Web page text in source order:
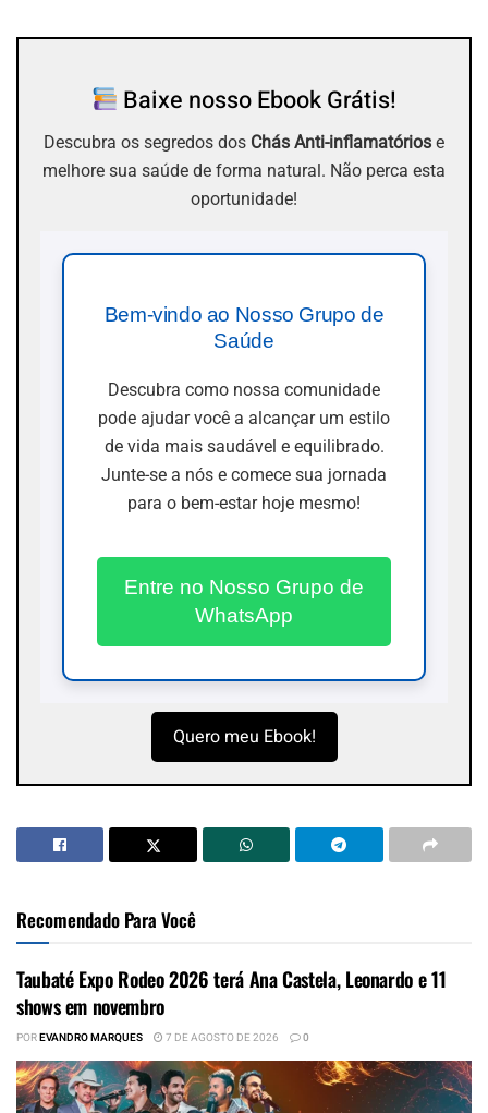
Baixe nosso Ebook Grátis!
Descubra os segredos dos Chás Anti-inflamatórios e
melhore sua saúde de forma natural. Não perca esta
oportunidade!
Bem-vindo ao Nosso Grupo de
Saúde
Descubra como nossa comunidade
pode ajudar você a alcançar um estilo
de vida mais saudável e equilibrado.
Junte-se a nós e comece sua jornada
para o bem-estar hoje mesmo!
Entre no Nosso Grupo de
WhatsApp
Quero meu Ebook!
Recomendado Para Você
Taubaté Expo Rodeo 2026 terá Ana Castela, Leonardo e 11
shows em novembro
POREVANDRO MARQUES 7 DE AGOSTO DE 2026 0